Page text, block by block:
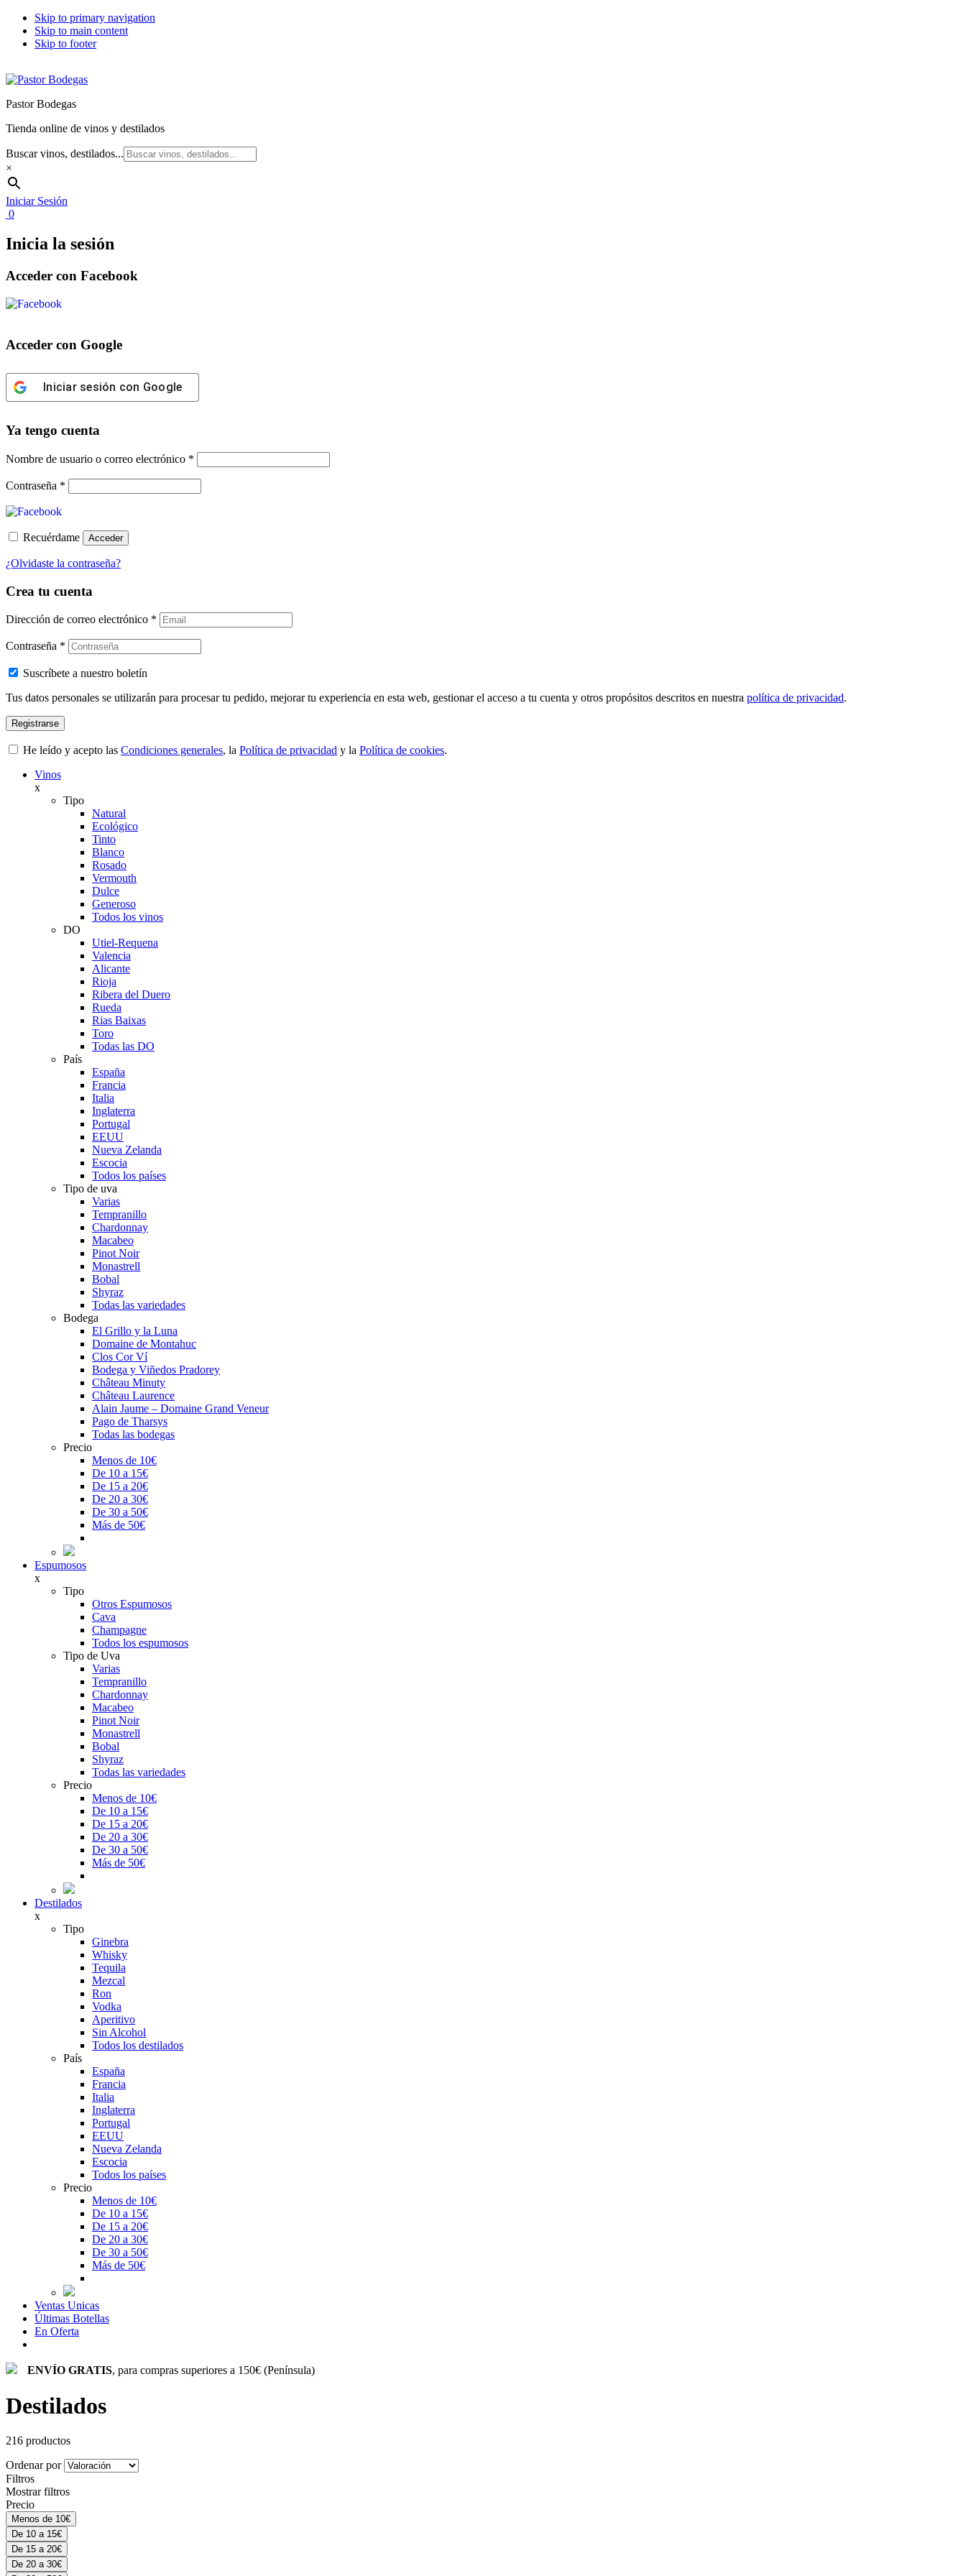
Skip to primary navigation
Skip to main content
Skip to footer
Pastor Bodegas
Tienda online de vinos y destilados
Buscar vinos, destilados...
×
Iniciar Sesión
0
Inicia la sesión
Acceder con Facebook
Acceder con Google
Iniciar sesión con Google
Ya tengo cuenta
Nombre de usuario o correo electrónico *
Contraseña *
Recuérdame Acceder
¿Olvidaste la contraseña?
Crea tu cuenta
Dirección de correo electrónico *
Contraseña *
Suscríbete a nuestro boletín
Tus datos personales se utilizarán para procesar tu pedido, mejorar tu experiencia en esta web, gestionar el acceso a tu cuenta y otros propósitos descritos en nuestra política de privacidad.
Registrarse
He leído y acepto las Condiciones generales, la Política de privacidad y la Política de cookies.
Vinos
x
Tipo
Natural
Ecológico
Tinto
Blanco
Rosado
Vermouth
Dulce
Generoso
Todos los vinos
DO
Utiel-Requena
Valencia
Alicante
Rioja
Ribera del Duero
Rueda
Rias Baixas
Toro
Todas las DO
País
España
Francia
Italia
Inglaterra
Portugal
EEUU
Nueva Zelanda
Escocia
Todos los países
Tipo de uva
Varias
Tempranillo
Chardonnay
Macabeo
Pinot Noir
Monastrell
Bobal
Shyraz
Todas las variedades
Bodega
El Grillo y la Luna
Domaine de Montahuc
Clos Cor Ví
Bodega y Viñedos Pradorey
Château Minuty
Château Laurence
Alain Jaume – Domaine Grand Veneur
Pago de Tharsys
Todas las bodegas
Precio
Menos de 10€
De 10 a 15€
De 15 a 20€
De 20 a 30€
De 30 a 50€
Más de 50€
Espumosos
x
Tipo
Otros Espumosos
Cava
Champagne
Todos los espumosos
Tipo de Uva
Varias
Tempranillo
Chardonnay
Macabeo
Pinot Noir
Monastrell
Bobal
Shyraz
Todas las variedades
Precio
Menos de 10€
De 10 a 15€
De 15 a 20€
De 20 a 30€
De 30 a 50€
Más de 50€
Destilados
x
Tipo
Ginebra
Whisky
Tequila
Mezcal
Ron
Vodka
Aperitivo
Sin Alcohol
Todos los destilados
País
España
Francia
Italia
Inglaterra
Portugal
EEUU
Nueva Zelanda
Escocia
Todos los países
Precio
Menos de 10€
De 10 a 15€
De 15 a 20€
De 20 a 30€
De 30 a 50€
Más de 50€
Ventas Unicas
Últimas Botellas
En Oferta
ENVÍO GRATIS, para compras superiores a 150€ (Península)
Destilados
216 productos
Ordenar por
Filtros
Mostrar filtros
Precio
Menos de 10€
De 10 a 15€
De 15 a 20€
De 20 a 30€